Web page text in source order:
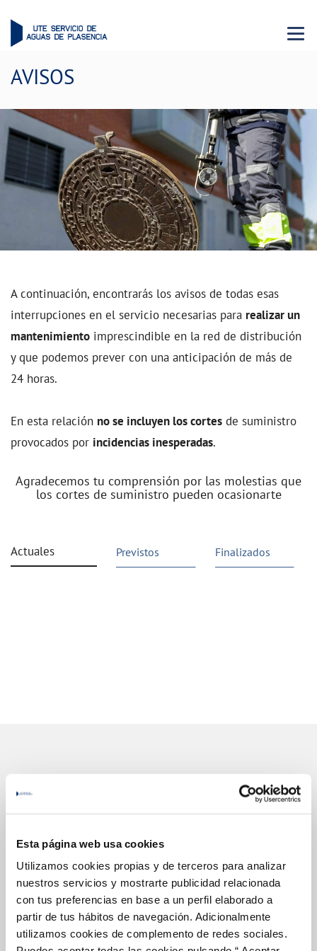
Esta página web usa cookies
Utilizamos cookies propias y de terceros para analizar
nuestros servicios y mostrarte publicidad relacionada
con tus preferencias en base a un perfil elaborado a
partir de tus hábitos de navegación. Adicionalmente
utilizamos cookies de complemento de redes sociales.
Menu
AVISOS
A continuación, encontrarás los avisos de todas esas
interrupciones en el servicio necesarias para realizar un
mantenimiento imprescindible en la red de distribución
y que podemos prever con una anticipación de más de
24 horas.
En esta relación no se incluyen los cortes de suministro
provocados por incidencias inesperadas.
Agradecemos tu comprensión por las molestias que
los cortes de suministro pueden ocasionarte
Actuales Previstos Finalizados
Gestiones Online
FACTURAS, PAGOS Y CONSUMOS
CONTRATOS
MODIFICACIÓN DE DATOS
INCIDENCIAS